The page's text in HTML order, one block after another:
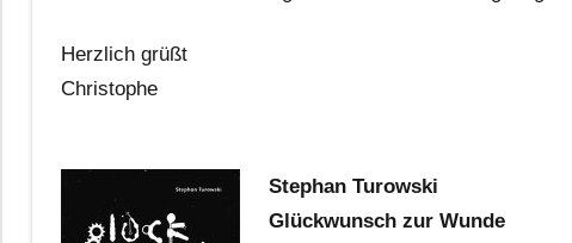
Herzlich grüßt
Christophe
Stephan Turowski
Glückwunsch zur Wunde